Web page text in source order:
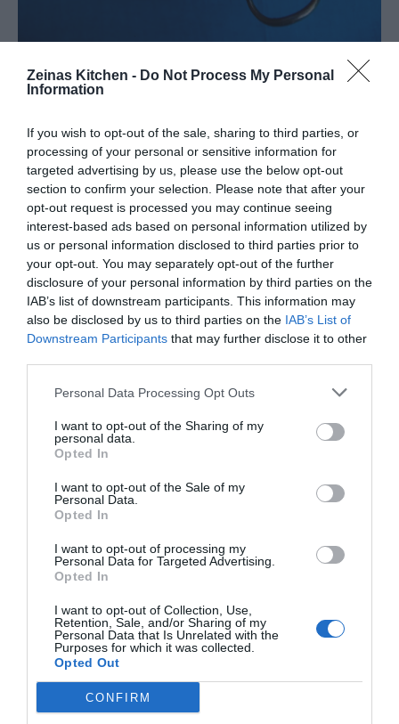
Zeinas Kitchen - Do Not Process My Personal
Information
If you wish to opt-out of the sale, sharing to third parties, or
processing of your personal or sensitive information for
targeted advertising by us, please use the below opt-out
section to confirm your selection. Please note that after your
opt-out request is processed you may continue seeing
interest-based ads based on personal information utilized by
us or personal information disclosed to third parties prior to
your opt-out. You may separately opt-out of the further
disclosure of your personal information by third parties on the
IAB’s list of downstream participants. This information may
also be disclosed by us to third parties on the IAB’s List of
Downstream Participants that may further disclose it to other
Personal Data Processing Opt Outs
I want to opt-out of the Sharing of my
personal data.
Opted In
I want to opt-out of the Sale of my
Personal Data.
Opted In
I want to opt-out of processing my
Personal Data for Targeted Advertising.
Opted In
I want to opt-out of Collection, Use,
Retention, Sale, and/or Sharing of my
Personal Data that Is Unrelated with the
Purposes for which it was collected.
Opted Out
CONFIRM